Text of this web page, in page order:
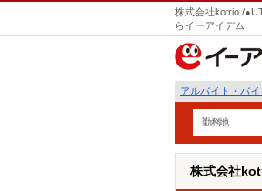
株式会社kotrio /
らイーアイデム
アルバイト・バ
勤務地
株式会社